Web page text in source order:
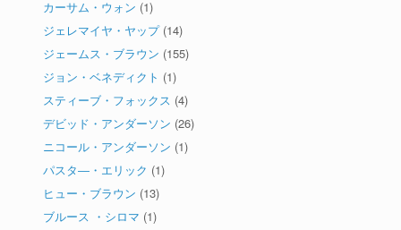
カーサム・ウォン (1)
ジェレマイヤ・ヤップ(14)
ジェームス・ブラウン (155)
ジョン・ベネディクト (1)
スティーブ・フォックス (4)
デビッド・アンダーソン (26)
ニコール・アンダーソン (1)
パスタ―・エリック (1)
ヒュー・ブラウン (13)
ブルース ・シロマ (1)